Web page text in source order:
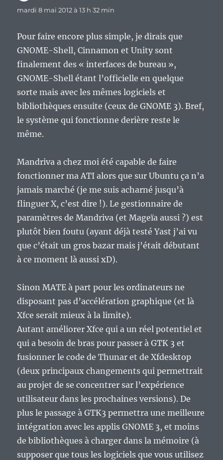
mardi 8 mai 2012 à 13 h 32 min
Pour faire encore plus simple, je dirais que
GNOME-Shell, Cinnamon et Unity sont
finalement des « interfaces de bureau »,
GNOME-Shell étant l’officielle en quelque
sorte mais avec les mêmes logiciels et
bibliothèques ensuite (ceux de GNOME 3). Bref,
le système qui fonctionne derière reste le
même.
Mandriva a chez moi été capable de faire
fonctionner ma ATI alors que sur Ubuntu ça n’a
jamais marché (je me suis acharné jusqu’à
flinguer X, c’est dire !). Le gestionnaire de
paramètres de Mandriva (et Mageïa aussi ?) est
plutôt bien foutu (ayant déjà testé Yast j’ai vu
que c’était un gros bazar mais j’était débutant
à ce moment là aussi xD).
Sinon MATE à part pour les ordinateurs ne
disposant pas d’accélération graphique (et là
Xfce serait mieux à la limite).
Autant améliorer Xfce qui a un réel potentiel et
qui a besoin de bras pour passer à GTK 3 et
fusionner le code de Thunar et de Xfdesktop
(deux principaux changements qui permettrait
au projet de se concentrer sar l’expérience
utilisateur dans les prochaines versions). De
plus le passage à GTK3 permettra une meilleure
intégration avec les applis GNOME 3, et moins
de bibliothèques à charger dans la mémoire (à
supposer que tous les logiciels que vous utilisez